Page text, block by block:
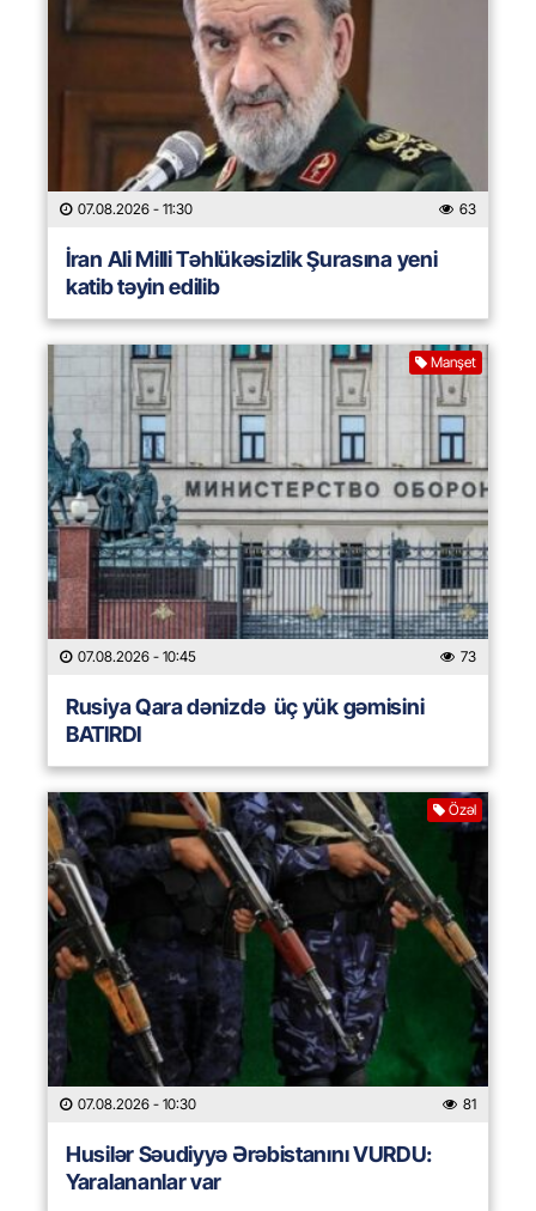
07.08.2026 - 11:30 63
İran Ali Milli Təhlükəsizlik Şurasına yeni
katib təyin edilib
Manşet
07.08.2026 - 10:45 73
Rusiya Qara dənizdə üç yük gəmisini
BATIRDI
Özəl
07.08.2026 - 10:30 81
Husilər Səudiyyə Ərəbistanını VURDU:
Yaralananlar var